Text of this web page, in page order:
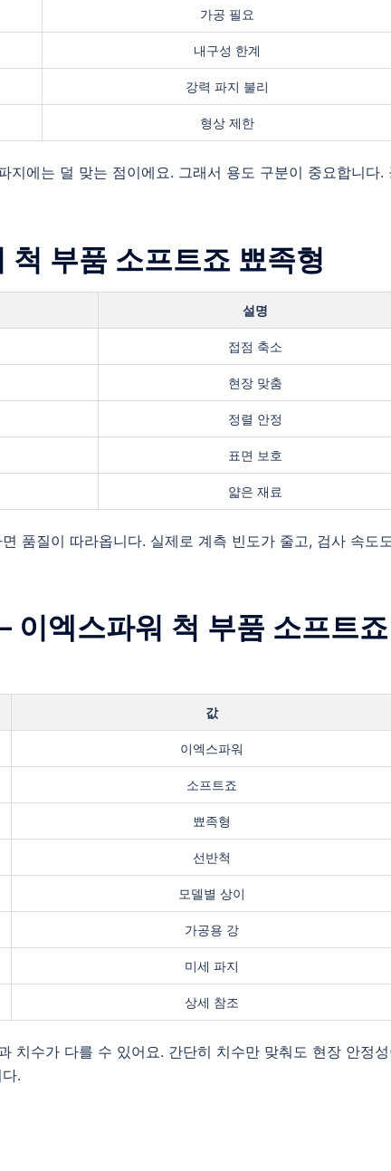
가공 필요
내구성 한계
강력 파지 불리
형상 제한
지에는 덜 맞는 점이에요. 그래서 용도 구분이 중요합니다.
부품 소프트죠 뾰족형
설명
접점 축소
현장 맞춤
정렬 안정
표면 보호
얇은 재료
품질이 따라옵니다. 실제로 계측 빈도가 줄고, 검사 속도
이엑스파워 척 부품 소프트죠
값
이엑스파워
소프트죠
뾰족형
선반척
모델별 상이
가공용 강
미세 파지
상세 참조
치수가 다를 수 있어요. 간단히 치수만 맞춰도 현장 안정
.